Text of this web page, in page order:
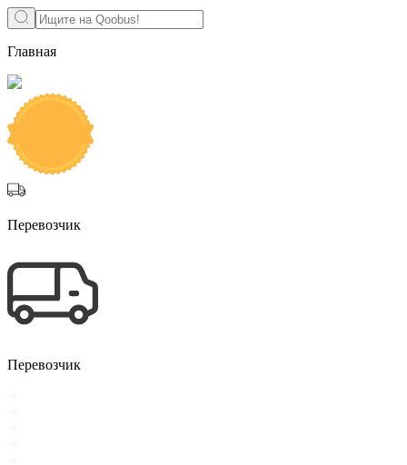
Главная
Перевозчик
Перевозчик